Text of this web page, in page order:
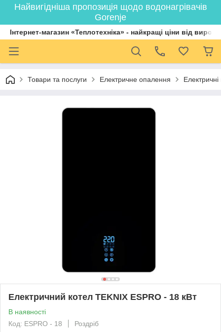
Найвигідніша пропозиція щодо водонагрівачів
Gorenje
Інтернет-магазин «Теплотехніка» - найкращі ціни від
Товари та послуги Електричне опалення
Електричний котел TEKNIX ESPRO - 18 кВт
В наявності
Код: ESPRO - 18
Роздріб